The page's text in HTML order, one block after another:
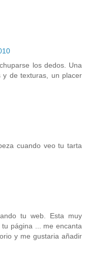
los dedos. Una
y de texturas, un placer
cuando veo tu tarta
tu web. Esta muy
página ... me encanta
y me gustaria añadir